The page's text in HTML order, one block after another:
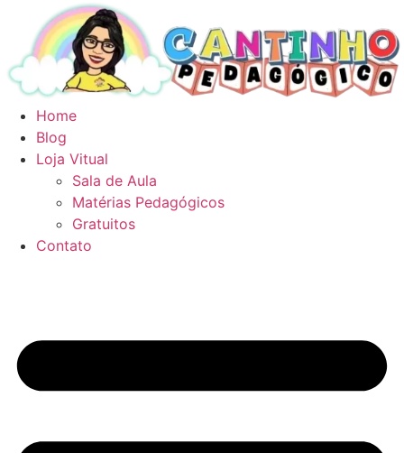
conteúdo
Home
Blog
Loja Vitual
Sala de Aula
Matérias Pedagógicos
Gratuitos
Contato